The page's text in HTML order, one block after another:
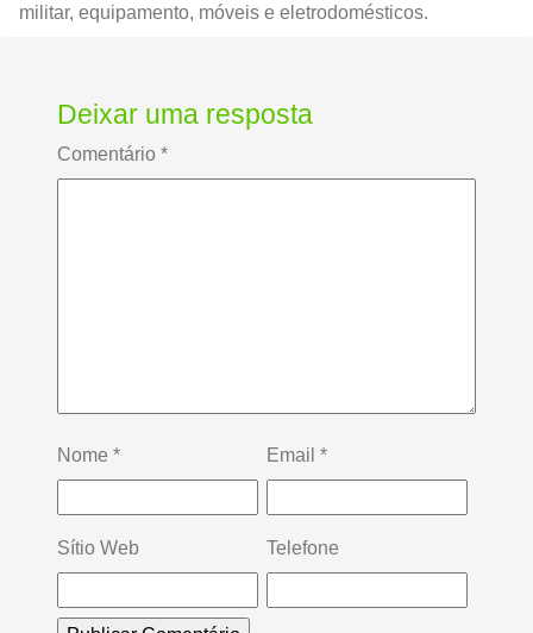
militar, equipamento, móveis e eletrodomésticos.
Deixar uma resposta
Comentário *
Nome * Email *
Sítio Web Telefone